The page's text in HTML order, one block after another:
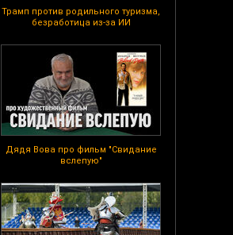
Трамп против родильного туризма,
безработица из-за ИИ
Дядя Вова про фильм "Свидание
вслепую"